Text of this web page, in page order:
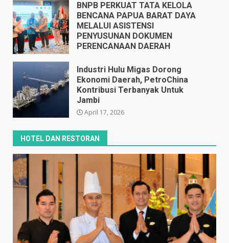
BNPB PERKUAT TATA KELOLA
BENCANA PAPUA BARAT DAYA
MELALUI ASISTENSI
PENYUSUNAN DOKUMEN
PERENCANAAN DAERAH
Industri Hulu Migas Dorong
Ekonomi Daerah, PetroChina
Kontribusi Terbanyak Untuk
Jambi
April 17, 2026
HOTEL DAN RESTORAN